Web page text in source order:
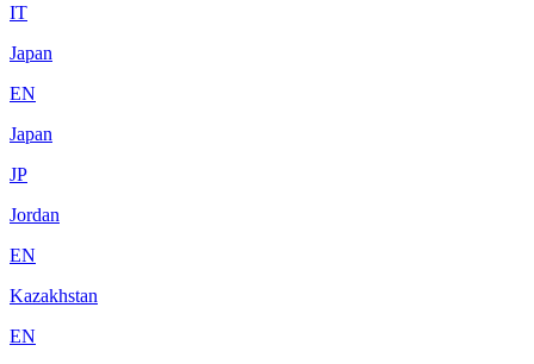
IT
Japan
EN
Japan
JP
Jordan
EN
Kazakhstan
EN